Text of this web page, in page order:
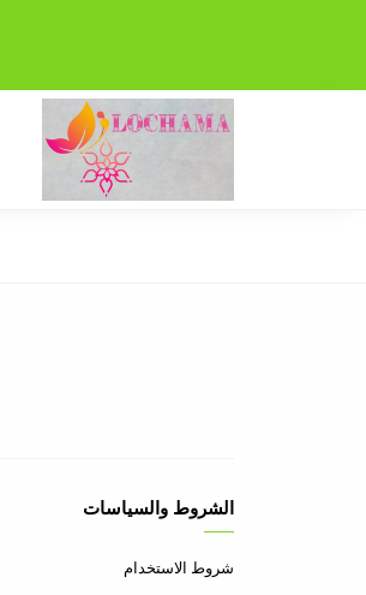
الشروط والسياسات
شروط الاستخدام